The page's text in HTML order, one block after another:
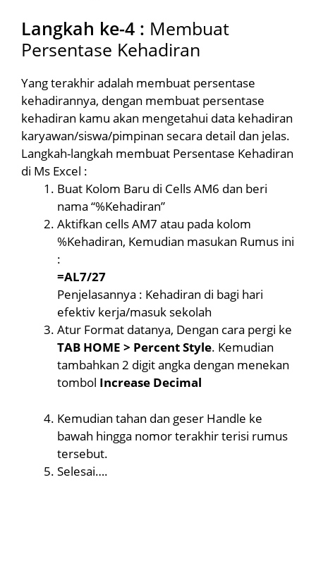
Langkah ke-4 : Membuat
Persentase Kehadiran
Yang terakhir adalah membuat persentase
kehadirannya, dengan membuat persentase
kehadiran kamu akan mengetahui data kehadiran
karyawan/siswa/pimpinan secara detail dan jelas.
Langkah-langkah membuat Persentase Kehadiran
di Ms Excel :
Buat Kolom Baru di Cells AM6 dan beri
nama “%Kehadiran”
Aktifkan cells AM7 atau pada kolom
%Kehadiran, Kemudian masukan Rumus ini
:
=AL7/27
Penjelasannya : Kehadiran di bagi hari
efektiv kerja/masuk sekolah
Atur Format datanya, Dengan cara pergi ke
TAB HOME > Percent Style. Kemudian
tambahkan 2 digit angka dengan menekan
tombol Increase Decimal
Kemudian tahan dan geser Handle ke
bawah hingga nomor terakhir terisi rumus
tersebut.
Selesai….